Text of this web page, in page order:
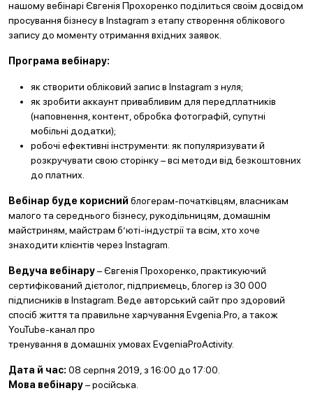
нашому вебінарі Євгенія Прохоренко поділиться своїм досвідом
просування бізнесу в Instagram з етапу створення облікового
запису до моменту отримання вхідних заявок.
Програма вебінару:
як створити обліковий запис в Instagram з нуля;
як зробити аккаунт привабливим для передплатників
(наповнення, контент, обробка фотографій, супутні
мобільні додатки);
робочі ефективні інструменти: як популяризувати й
розкручувати свою сторінку – всі методи від безкоштовних
до платних.
Вебінар буде корисний блогерам-початківцям, власникам
малого та середнього бізнесу, рукодільницям, домашнім
майстриням, майстрам б’юті-індустрії та всім, хто хоче
знаходити клієнтів через Instagram.
Ведуча вебінару– Євгенія Прохоренко, практикуючий
сертифікований дієтолог, підприємець, блогер із 30 000
підписників в Instagram. Веде авторський сайт про здоровий
спосіб життя та правильне харчування Evgenia.Pro, а також
YouTube-канал про
тренування в домашніх умовах EvgeniaProActivity.
Дата й час: 08 серпня 2019, з 16:00 до 17:00.
Мова вебінару– російська.